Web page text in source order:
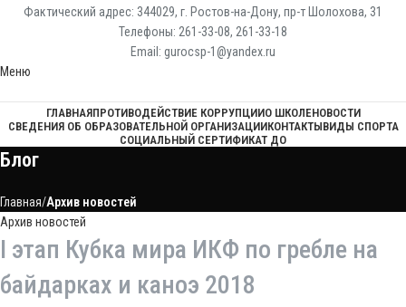
Фактический адрес: 344029, г. Ростов-на-Дону, пр-т Шолохова, 31
Телефоны: 261-33-08, 261-33-18
Email: gurocsp-1@yandex.ru
Меню
ГЛАВНАЯПРОТИВОДЕЙСТВИЕ КОРРУПЦИИО ШКОЛЕНОВОСТИ
СВЕДЕНИЯ ОБ ОБРАЗОВАТЕЛЬНОЙ ОРГАНИЗАЦИИКОНТАКТЫВИДЫ СПОРТА
СОЦИАЛЬНЫЙ СЕРТИФИКАТ ДО
Блог
Главная Архив новостей
Архив новостей
I этап Кубка мира ИКФ по гребле на
байдарках и каноэ 2018